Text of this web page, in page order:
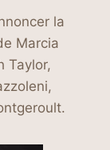
la
Marcia
Taylor,